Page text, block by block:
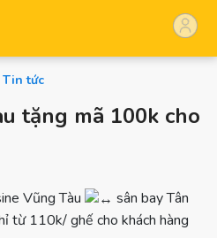
Tin tức
tặng mã 100k cho
Vũng Tàu
sân bay Tân
từ 110k/ ghế cho khách hàng